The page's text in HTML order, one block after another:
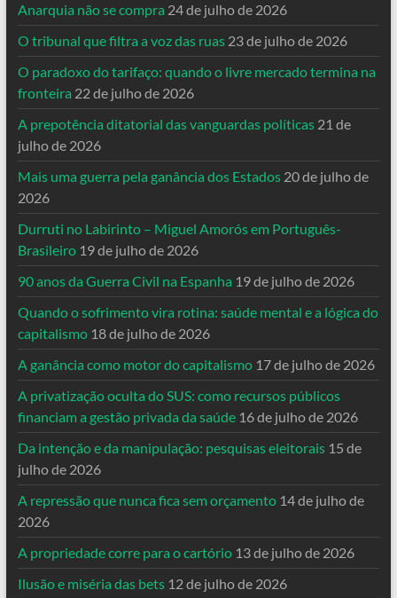
Anarquia não se compra 24 de julho de 2026
O tribunal que filtra a voz das ruas 23 de julho de 2026
O paradoxo do tarifaço: quando o livre mercado termina na
fronteira 22 de julho de 2026
A prepotência ditatorial das vanguardas políticas 21 de
julho de 2026
Mais uma guerra pela ganância dos Estados 20 de julho de
2026
Durruti no Labirinto – Miguel Amorós em Português-
Brasileiro 19 de julho de 2026
90 anos da Guerra Civil na Espanha 19 de julho de 2026
Quando o sofrimento vira rotina: saúde mental e a lógica do
capitalismo 18 de julho de 2026
A ganância como motor do capitalismo 17 de julho de 2026
A privatização oculta do SUS: como recursos públicos
financiam a gestão privada da saúde 16 de julho de 2026
Da intenção e da manipulação: pesquisas eleitorais 15 de
julho de 2026
A repressão que nunca fica sem orçamento 14 de julho de
2026
A propriedade corre para o cartório 13 de julho de 2026
Ilusão e miséria das bets 12 de julho de 2026